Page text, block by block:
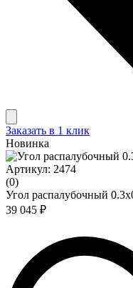
Заказать в 1 клик
Новинка
Артикул: 2474
(0)
Угол распалубочный
39 045 ₽